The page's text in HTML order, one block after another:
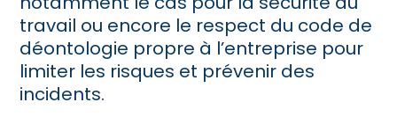
travail ou encore le respect du code de
déontologie propre à l’entreprise pour
limiter les risques et prévenir des
incidents.